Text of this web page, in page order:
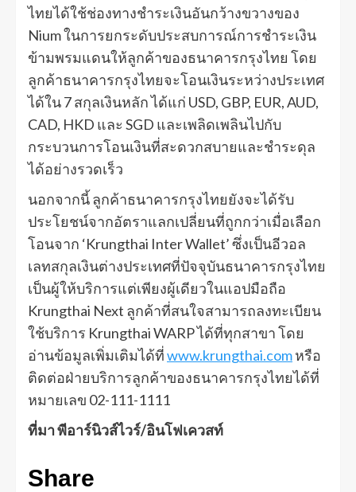
ไทยได้ใช้ช่องทางชำระเงินอันกว้างขวางของ
Nium ในการยกระดับประสบการณ์การชำระเงิน
ข้ามพรมแดนให้ลูกค้าของธนาคารกรุงไทย โดย
ลูกค้าธนาคารกรุงไทยจะโอนเงินระหว่างประเทศ
ได้ใน 7 สกุลเงินหลัก ได้แก่ USD, GBP, EUR, AUD,
CAD, HKD และ SGD และเพลิดเพลินไปกับ
กระบวนการโอนเงินที่สะดวกสบายและชำระดุล
ได้อย่างรวดเร็ว
นอกจากนี้ ลูกค้าธนาคารกรุงไทยยังจะได้รับ
ประโยชน์จากอัตราแลกเปลี่ยนที่ถูกกว่าเมื่อเลือก
โอนจาก ‘Krungthai Inter Wallet’ ซึ่งเป็นอีวอล
เลทสกุลเงินต่างประเทศที่ปัจจุบันธนาคารกรุงไทย
เป็นผู้ให้บริการแต่เพียงผู้เดียวในแอปมือถือ
Krungthai Next ลูกค้าที่สนใจสามารถลงทะเบียน
ใช้บริการ Krungthai WARP ได้ที่ทุกสาขา โดย
อ่านข้อมูลเพิ่มเติมได้ที่www.krungthai.comหรือ
ติดต่อฝ่ายบริการลูกค้าของธนาคารกรุงไทยได้ที่
หมายเลข 02-111-1111
ที่มา พีอาร์นิวส์ไวร์/อินโฟเควสท์
Share